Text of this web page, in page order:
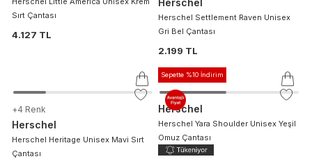
Herschel Little America Unisex Krem
Sırt Çantası
4.127 TL
Herschel
Herschel Settlement Raven Unisex
Gri Bel Çantası
2.199 TL
+ 4 Renk
Herschel
Herschel Heritage Unisex Mavi Sırt
Sepette %10 İndirim
Herschel
Herschel Yara Shoulder Unisex Yeşil
Omuz Çantası